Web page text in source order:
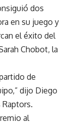
dos
en su juego y
el éxito del
Chobot, la
de
dijo Diego
al